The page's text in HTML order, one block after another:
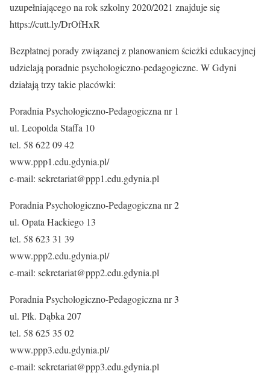
uzupełniającego na rok szkolny 2020/2021 znajduje się
https://cutt.ly/DrOfHxR
Bezpłatnej porady związanej z planowaniem ścieżki edukacyjnej
udzielają poradnie psychologiczno-pedagogiczne. W Gdyni
działają trzy takie placówki:
Poradnia Psychologiczno-Pedagogiczna nr 1
ul. Leopolda Staffa 10
tel. 58 622 09 42
www.ppp1.edu.gdynia.pl/
e-mail: sekretariat@ppp1.edu.gdynia.pl
Poradnia Psychologiczno-Pedagogiczna nr 2
ul. Opata Hackiego 13
tel. 58 623 31 39
www.ppp2.edu.gdynia.pl/
e-mail: sekretariat@ppp2.edu.gdynia.pl
Poradnia Psychologiczno-Pedagogiczna nr 3
ul. Płk. Dąbka 207
tel. 58 625 35 02
www.ppp3.edu.gdynia.pl/
e-mail: sekretariat@ppp3.edu.gdynia.pl